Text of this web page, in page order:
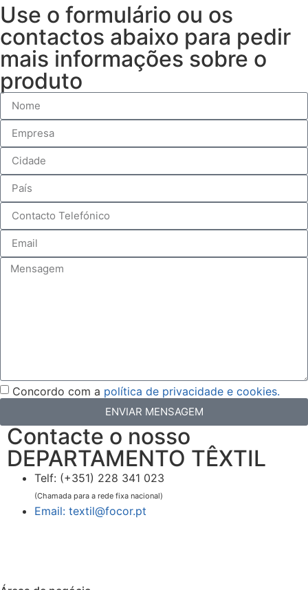
Use o formulário ou os
contactos abaixo para pedir
mais informações sobre o
produto
Concordo com a política de privacidade e cookies.
ENVIAR MENSAGEM
Contacte o nosso
DEPARTAMENTO TÊXTIL
Telf: (+351) 228 341 023
(Chamada para a rede fixa nacional)
Email: textil@focor.pt